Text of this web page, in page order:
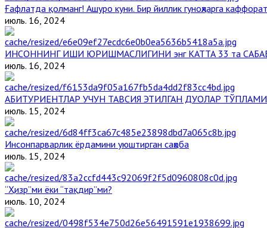
Ғафлатда қолманг! Ашуро куни. Бир йиллик гуноҳларга
июль. 16, 2024
ИНСОННИНГ ИШИ ЮРИШМАСЛИГИНИ энг КАТТА 33 та
июль. 16, 2024
АБИТУРИЕНТЛАР УЧУН ТАВСИЯ ЭТИЛГАН ДУОЛАР ТЎПЛАМИ
июль. 15, 2024
Инсонпарварлик ёрдамини уюштирган саҳоба
июль. 15, 2024
“Ҳизр”ми ёки “тақдир”ми?
июль. 10, 2024